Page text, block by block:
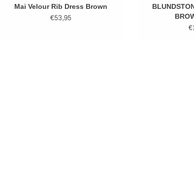
Mai Velour Rib Dress Brown
€53,95